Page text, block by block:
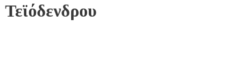
Τεϊόδενδρου